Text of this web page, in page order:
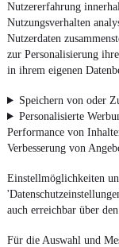
Nutzererfahrung
Nutzungsverhalten
Nutzerdaten
zur Personalisierung
in ihrem eigenen
Speichern von oder
Personalisierte
Performance von
Verbesserung von
Einstellmöglichkeiten
auch erreichbar über
Für die Auswahl und
Weitere